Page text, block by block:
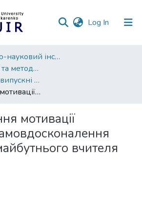
Log In (current)
Навчально-науковий інститут фізичної культури
Кафедра теорії та методики фізичної культури
Кваліфікаційні випускні роботи здобувачів вищої освіти
Стимулювання мотивації фізичного самовдосконалення студента – майбутнього вчителя
мотивації
вчителя